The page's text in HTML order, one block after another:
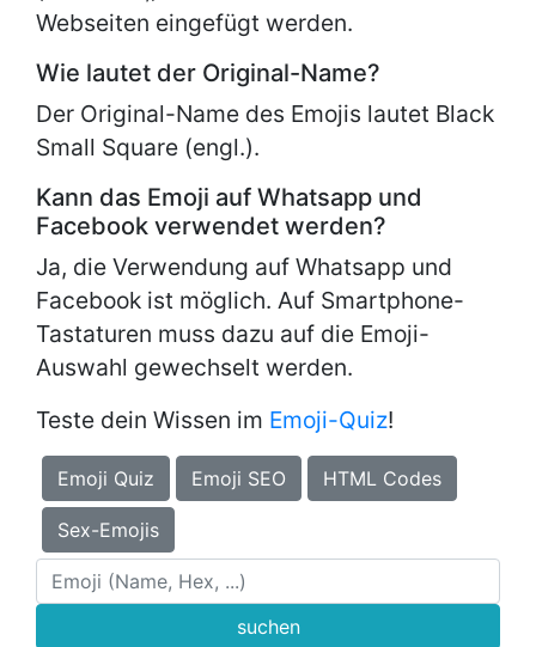
Webseiten eingefügt werden.
Wie lautet der Original-Name?
Der Original-Name des Emojis lautet Black
Small Square (engl.).
Kann das Emoji auf Whatsapp und
Facebook verwendet werden?
Ja, die Verwendung auf Whatsapp und
Facebook ist möglich. Auf Smartphone-
Tastaturen muss dazu auf die Emoji-
Auswahl gewechselt werden.
Teste dein Wissen im Emoji-Quiz!
Emoji Quiz Emoji SEO HTML Codes
Sex-Emojis
suchen